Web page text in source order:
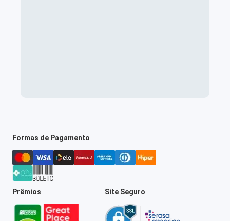
Formas de Pagamento
Prêmios Site Seguro